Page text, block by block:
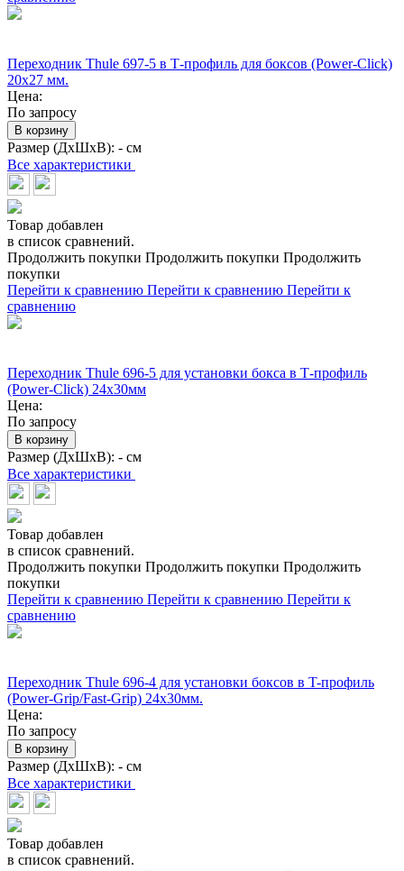
Переходник Thule 697-5 в Т-профиль для боксов (Power-Click)
20x27 мм.
Цена:
По запросу
В корзину
Размер (ДхШхВ): - см
Все характеристики
Товар добавлен
в список сравнений.
Продолжить покупки Продолжить покупки Продолжить
покупки
Перейти к сравнению Перейти к сравнению Перейти к
сравнению
Переходник Thule 696-5 для установки бокса в Т-профиль
(Power-Click) 24х30мм
Цена:
По запросу
В корзину
Размер (ДхШхВ): - см
Все характеристики
Товар добавлен
в список сравнений.
Продолжить покупки Продолжить покупки Продолжить
покупки
Перейти к сравнению Перейти к сравнению Перейти к
сравнению
Переходник Thule 696-4 для установки боксов в T-профиль
(Power-Grip/Fast-Grip) 24х30мм.
Цена:
По запросу
В корзину
Размер (ДхШхВ): - см
Все характеристики
Товар добавлен
в список сравнений.